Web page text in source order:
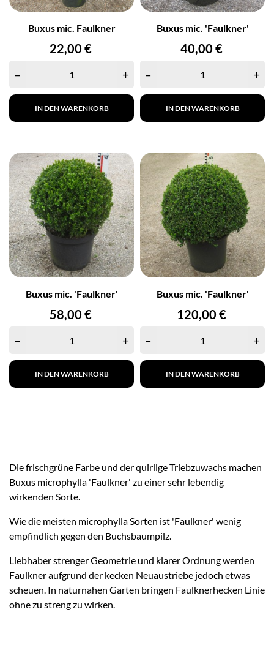
Buxus mic. Faulkner
Preis
22,00 €
– +
IN DEN WARENKORB
Buxus mic. 'Faulkner'
Preis
40,00 €
– +
IN DEN WARENKORB
Buxus mic. 'Faulkner'
Preis
58,00 €
– +
IN DEN WARENKORB
Buxus mic. 'Faulkner'
Preis
120,00 €
– +
IN DEN WARENKORB
Die frischgrüne Farbe und der quirlige Triebzuwachs machen
Buxus microphylla 'Faulkner' zu einer sehr lebendig
wirkenden Sorte.
Wie die meisten microphylla Sorten ist 'Faulkner' wenig
empfindlich gegen den Buchsbaumpilz.
Liebhaber strenger Geometrie und klarer Ordnung werden
Faulkner aufgrund der kecken Neuaustriebe jedoch etwas
scheuen. In naturnahen Garten bringen Faulknerhecken Linie
ohne zu streng zu wirken.